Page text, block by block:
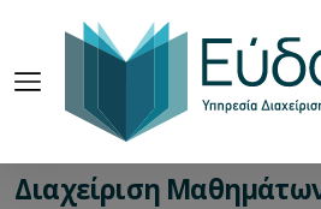
Διαχείριση